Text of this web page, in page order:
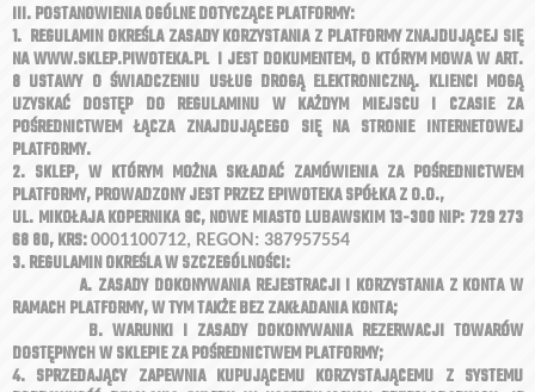
III. POSTANOWIENIA OGÓLNE DOTYCZĄCE PLATFORMY:
1. REGULAMIN OKREŚLA ZASADY KORZYSTANIA Z PLATFORMY ZNAJDUJĄCEJ SIĘ
NA WWW.SKLEP.PIWOTEKA.PL I JEST DOKUMENTEM, O KTÓRYM MOWA W ART.
8 USTAWY O ŚWIADCZENIU USŁUG DROGĄ ELEKTRONICZNĄ. KLIENCI MOGĄ
UZYSKAĆ DOSTĘP DO REGULAMINU W KAŻDYM MIEJSCU I CZASIE ZA
POŚREDNICTWEM ŁĄCZA ZNAJDUJĄCEGO SIĘ NA STRONIE INTERNETOWEJ
PLATFORMY.
2. SKLEP, W KTÓRYM MOŻNA SKŁADAĆ ZAMÓWIENIA ZA POŚREDNICTWEM
PLATFORMY, PROWADZONY JEST PRZEZ EPIWOTEKA SPÓŁKA Z O.O.,
UL. MIKOŁAJA KOPERNIKA 9C, NOWE MIASTO LUBAWSKIM 13-300 NIP: 729 273
68 80,KRS:0001100712, REGON: 387957554
3. REGULAMIN OKREŚLA W SZCZEGÓLNOŚCI:
A. ZASADY DOKONYWANIA REJESTRACJI I KORZYSTANIA Z KONTA W
RAMACH PLATFORMY, W TYM TAKŻE BEZ ZAKŁADANIA KONTA;
B. WARUNKI I ZASADY DOKONYWANIA REZERWACJI TOWARÓW
DOSTĘPNYCH W SKLEPIE ZA POŚREDNICTWEM PLATFORMY;
4. SPRZEDAJĄCY ZAPEWNIA KUPUJĄCEMU KORZYSTAJĄCEMU Z SYSTEMU